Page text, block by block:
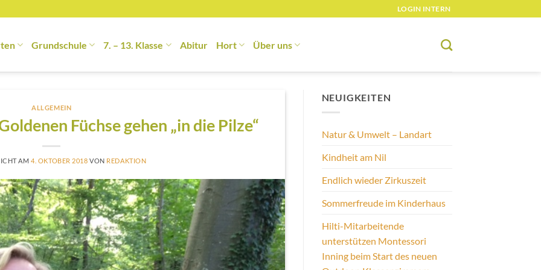
LOGIN INTERN
Grundschule 7. – 13. Klasse Abitur Hort Über uns
ALLGEMEIN
Füchse gehen „in die Pilze“
AM4. OKTOBER 2018 VON REDAKTION
NEUIGKEITEN
Natur & Umwelt – Landart
Kindheit am Nil
Endlich wieder Zirkuszeit
Sommerfreude im Kinderhaus
Hilti-Mitarbeitende
unterstützen Montessori
Inning beim Start des neuen